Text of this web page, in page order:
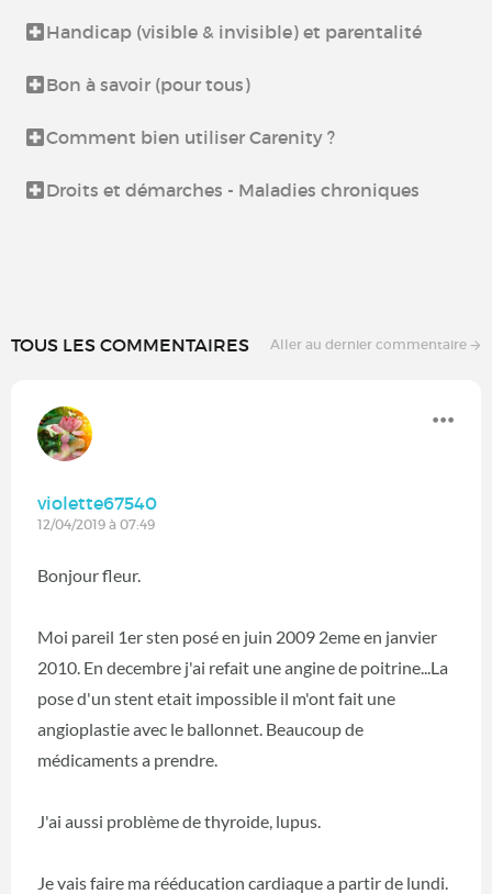
Handicap (visible & invisible) et parentalité
Bon à savoir (pour tous)
Comment bien utiliser Carenity ?
Droits et démarches - Maladies chroniques
TOUS LES COMMENTAIRES Aller au dernier commentaire
violette67540
12/04/2019 à 07:49
Bonjour fleur.
Moi pareil 1er sten posé en juin 2009 2eme en janvier
2010. En decembre j'ai refait une angine de poitrine...La
pose d'un stent etait impossible il m'ont fait une
angioplastie avec le ballonnet. Beaucoup de
médicaments a prendre.
J'ai aussi problème de thyroide, lupus.
Je vais faire ma rééducation cardiaque a partir de lundi.